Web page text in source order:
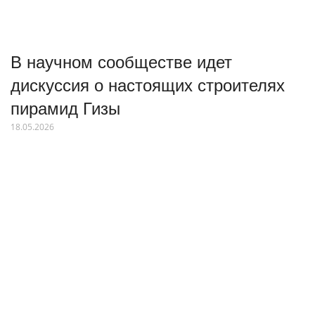
В научном сообществе идет
дискуссия о настоящих строителях
пирамид Гизы
18.05.2026